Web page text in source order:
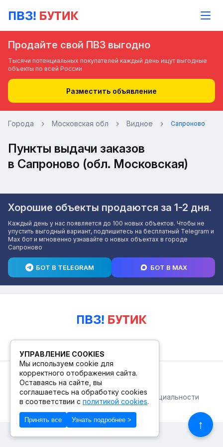
Продайте свой ПВЗ выгодно
Тысячи потенциальных покупателей каждый день ищут выгодные
объекты по всей России
Разместить объявление
Города Московская обл Видное Сапроново
Пункты выдачи заказов
в Сапроново (обл. Московская)
Хорошие объекты продаются за 1-2 дня.
Каждый день у нас появляется до 100 новых объектов. Чтобы не
упустить выгодный вариант, подпишитесь на бесплатный Telegram и
Max бот и мгновенно узнавайте о новых объектах в городе
Сапроново
БОТ В TELEGRAM БОТ В MAX
↑
© 2026. ПВЗ! БУТИК.
Публичная офертаПолитика конфиденциальности
© Сделано в Фидживеб
УПРАВЛЕНИЕ COOKIES
Мы используем cookie для
корректного отображения сайта.
Оставаясь на сайте, вы
соглашаетесь на обработку cookies
в соответствии с политикой cookies.
Принять все Узнать подробнее >